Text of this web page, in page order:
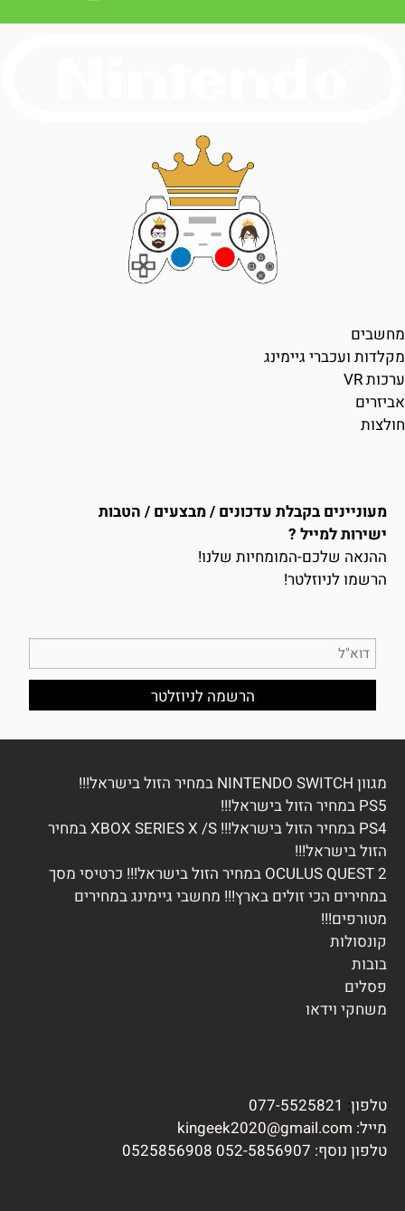
מחשבים
מקלדות ועכברי גיימינג
ערכות VR
אביזרים
חולצות
מעוניינים בקבלת עדכונים / מבצעים / הטבות
ישירות למייל ?
ההנאה שלכם-המומחיות שלנו!
הרשמו לניוזלטר!
מגוון NINTENDO SWITCH במחיר הזול בישראל!!!
PS5 במחיר הזול בישראל!!!
PS4 במחיר הזול בישראל!!! XBOX SERIES X /S במחיר
הזול בישראל!!!
OCULUS QUEST 2 במחיר הזול בישראל!!! כרטיסי מסך
במחירים הכי זולים בארץ!!! מחשבי גיימינג במחירים
מטורפים!!!
קונסולות
בובות
פסלים
משחקי וידאו
טלפון:
077-5525821
מייל: kingeek2020@gmail.com
טלפון נוסף:
052-5856907 0525856908